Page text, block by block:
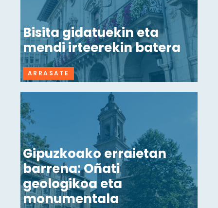
Bisita gidatuekin eta
mendi irteerekin batera
ARRASATE
Gipuzkoako erraietan
barrena: Oñati
geologikoa eta
monumentala